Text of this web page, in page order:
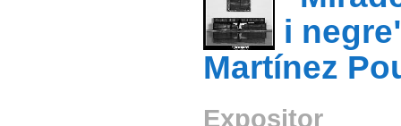
i
Martínez
Expositor